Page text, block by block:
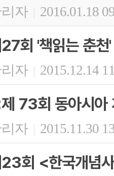
자 | 2016.01.18
회 '책읽는 춘천
자 | 2015.12.14
73회 동아시아
자 | 2015.11.30
회 <한국개념